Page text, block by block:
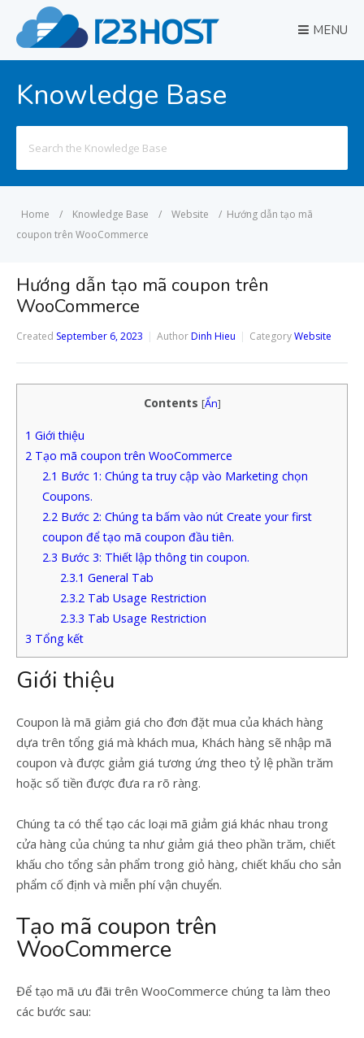
MENU
Knowledge Base
for:
Home / Knowledge Base / Website / Hướng dẫn tạo mã
coupon trên WooCommerce
Hướng dẫn tạo mã coupon trên
WooCommerce
Created September 6, 2023 AuthorDinh Hieu CategoryWebsite
Contents [Ẩn]
1 Giới thiệu
2 Tạo mã coupon trên WooCommerce
2.1 Bước 1: Chúng ta truy cập vào Marketing chọn
Coupons.
2.2 Bước 2: Chúng ta bấm vào nút Create your first
coupon để tạo mã coupon đầu tiên.
2.3 Bước 3: Thiết lập thông tin coupon.
2.3.1 General Tab
2.3.2Tab Usage Restriction
2.3.3 Tab Usage Restriction
3 Tổng kết
Giới thiệu
Coupon là mã giảm giá cho đơn đặt mua của khách hàng
dựa trên tổng giá mà khách mua, Khách hàng sẽ nhập mã
coupon và được giảm giá tương ứng theo tỷ lệ phần trăm
hoặc số tiền được đưa ra rõ ràng.
Chúng ta có thể tạo các loại mã giảm giá khác nhau trong
cửa hàng của chúng ta như giảm giá theo phần trăm, chiết
khấu cho tổng sản phẩm trong giỏ hàng, chiết khấu cho sản
phẩm cố định và miễn phí vận chuyển.
Tạo mã coupon trên
WooCommerce
Để tạo mã ưu đãi trên WooCommerce chúng ta làm theo
các bước sau: